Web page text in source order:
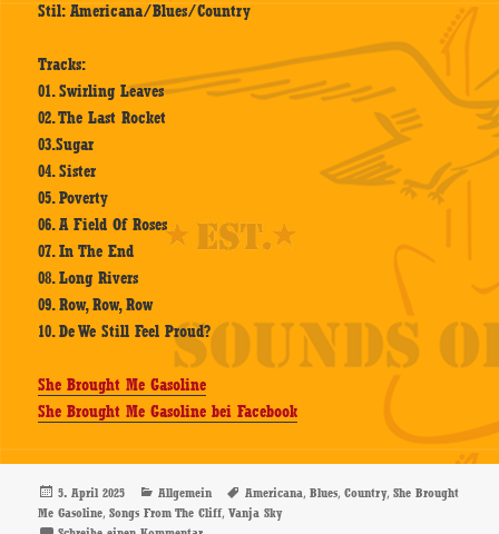
Stil: Americana/Blues/Country
Tracks:
01. Swirling Leaves
02. The Last Rocket
03.Sugar
04. Sister
05. Poverty
06. A Field Of Roses
07. In The End
08. Long Rivers
09. Row, Row, Row
10. De We Still Feel Proud?
She Brought Me Gasoline
She Brought Me Gasoline bei Facebook
Veröffentlicht
am
5. April 2025 Kategorien
Allgemein Schlagwörter
Americana,Blues,Country,She Brought
Me Gasoline,Songs From The Cliff,Vanja Sky